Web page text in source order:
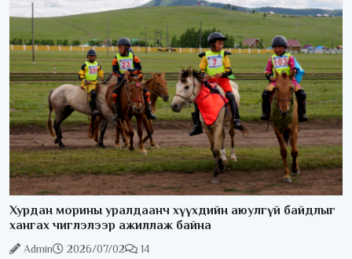
Хурдан морины уралдаанч хүүхдийн аюулгүй байдлыг
хангах чиглэлээр ажиллаж байна
Admin 2026/07/02
14